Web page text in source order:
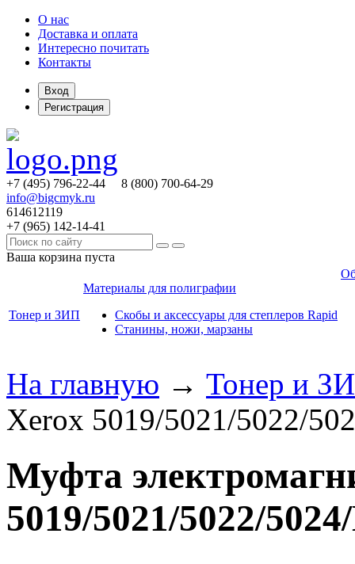
О нас
Доставка и оплата
Интересно почитать
Контакты
Вход
Регистрация
+7 (495) 796-22-44 8 (800) 700-64-29
info@bigcmyk.ru
614612119
+7 (965) 142-14-41
Ваша корзина пуста
Тонер и ЗИП
Материалы для полиграфии
Скобы и аксессуары для степлеров Rapid
Станины, ножи, марзаны
На главную → Тонер и
Xerox 5019/5021/5022/
Муфта
5019/5021/5022/